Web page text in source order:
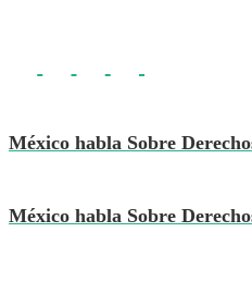
México habla Sobre
México habla Sobre